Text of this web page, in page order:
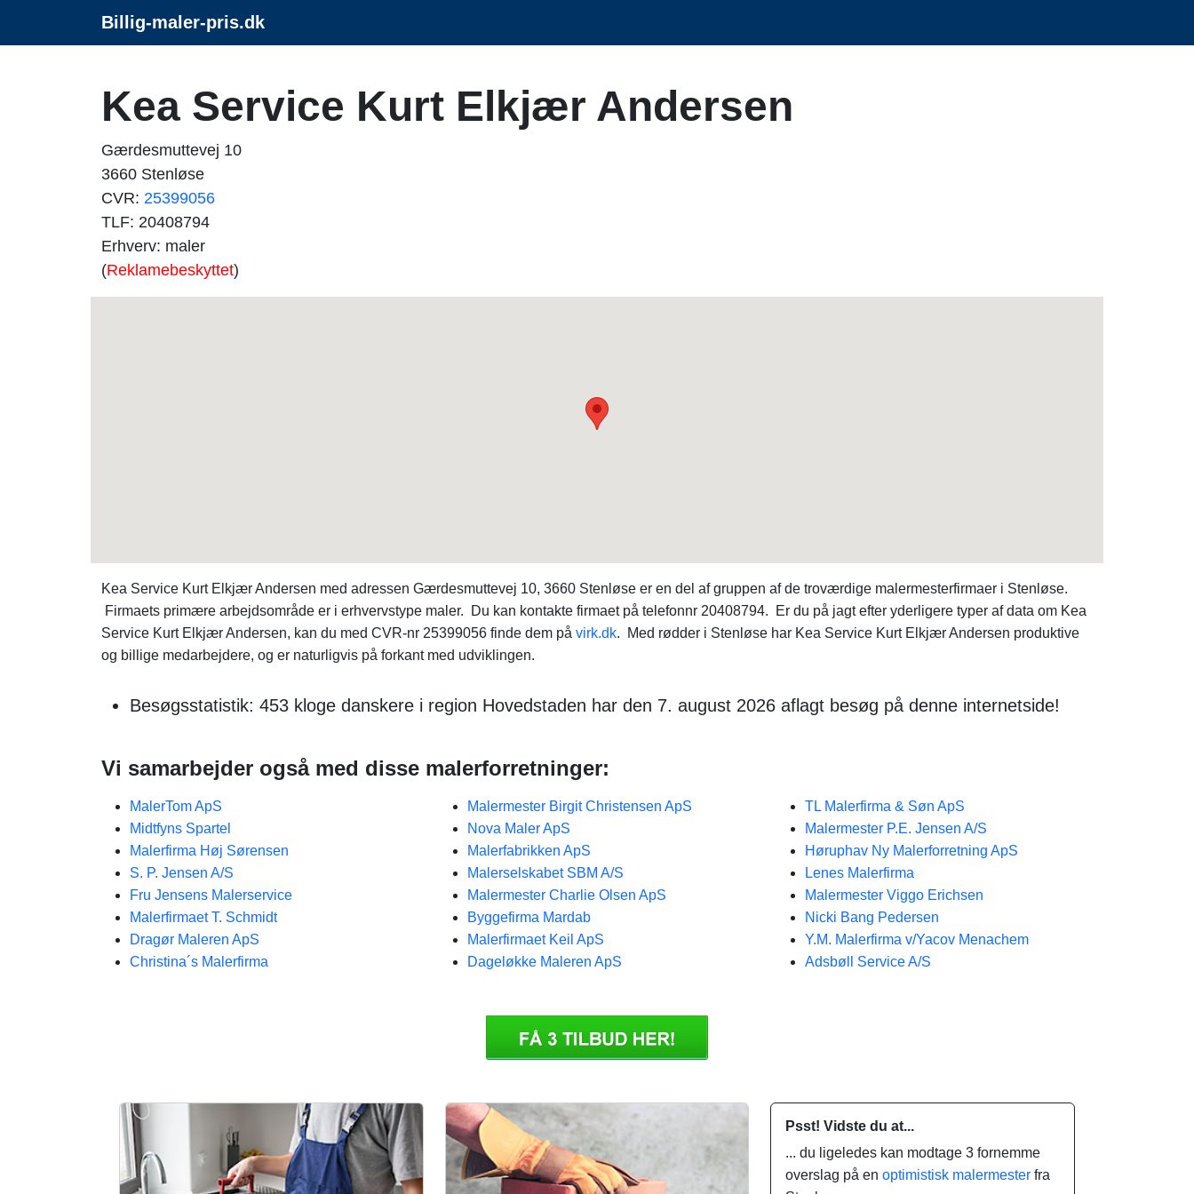
Billig-maler-pris.dk
Kea Service Kurt Elkjær Andersen
Gærdesmuttevej 10
3660 Stenløse
CVR: 25399056
TLF: 20408794
Erhverv: maler
(Reklamebeskyttet)
Kea Service Kurt Elkjær Andersen med adressen Gærdesmuttevej 10, 3660 Stenløse er en del af gruppen af de troværdige malermesterfirmaer i Stenløse.
Firmaets primære arbejdsområde er i erhvervstype maler. Du kan kontakte firmaet på telefonnr 20408794. Er du på jagt efter yderligere typer af data om Kea
Service Kurt Elkjær Andersen, kan du med CVR-nr 25399056 finde dem på virk.dk. Med rødder i Stenløse har Kea Service Kurt Elkjær Andersen produktive
og billige medarbejdere, og er naturligvis på forkant med udviklingen.
Besøgsstatistik: 453 kloge danskere i region Hovedstaden har den 7. august 2026 aflagt besøg på denne internetside!
Vi samarbejder også med disse malerforretninger:
MalerTom ApS
Midtfyns Spartel
Malerfirma Høj Sørensen
S. P. Jensen A/S
Fru Jensens Malerservice
Malerfirmaet T. Schmidt
Dragør Maleren ApS
Christina´s Malerfirma
Malermester Birgit Christensen ApS
Nova Maler ApS
Malerfabrikken ApS
Malerselskabet SBM A/S
Malermester Charlie Olsen ApS
Byggefirma Mardab
Malerfirmaet Keil ApS
Dageløkke Maleren ApS
TL Malerfirma & Søn ApS
Malermester P.E. Jensen A/S
Høruphav Ny Malerforretning ApS
Lenes Malerfirma
Malermester Viggo Erichsen
Nicki Bang Pedersen
Y.M. Malerfirma v/Yacov Menachem
Adsbøll Service A/S
Psst! Vidste du at...
... du ligeledes kan modtage 3 fornemme
overslag på enoptimistisk malermester fra